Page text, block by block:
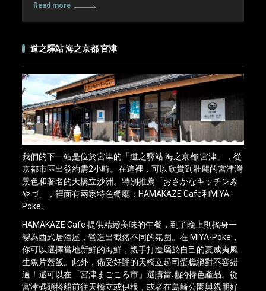
Read more
道之驛站 海之京都 宮津
我們的下一站是位於宮津的「道之驛站 海之京都 宮津」，從
京都市區出發約需2小時。在這裡，可以欣賞到壯麗的宮津灣
景色和著名的天橋立沙洲。特別推薦「おさかなキッチンみ
やづ」，裡面有兩家特色餐廳：HAMAKAZE Cafe和MIYA-
Poke。
HAMAKAZE Cafe 提供精緻美味的午餐，到了晚上則搖身一
變為西式居酒屋，營造出截然不同的氛圍。在 MIYA-Poke，
你可以選擇當地新鮮的海鮮，親手打造屬於自己的夏威夷風
生魚片蓋飯。此外，備受好評的天橋立起司蛋糕絕對不容錯
過！還可以在「宮津まごころ市」選購當地的特色產品。從
宮津碼頭搭船前往天橋立或伊根，或者在島崎公園與親朋好